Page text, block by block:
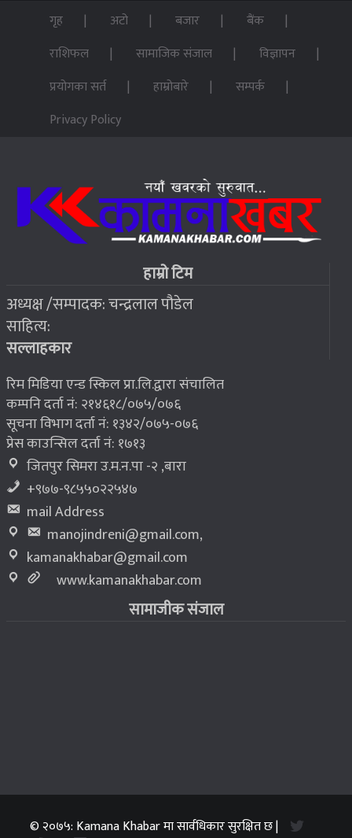
NCSC को अध्यक्ष पदको लागी सूर्य अधिकारीको उम्मेदवारी
पन्ध्र सय घर निर्माणका लागि सेनालाई ८५ करोड
६ जहाँ चट्याङबाट बच्न रक्सी छर्केर घरभित्र पस्छन् स्थानीय
२०७६ बैशाख १३, शुक्रबार
फोरम सुनसरीको अध्यक्षमा खत्वे विजयी
२०७६ बैशाख १३, शुक्रबार
८ भूकम्प पीडितलाई घर निर्माण गर्न लालपुर्जा
गृह अटो बजार
बैंक
राशिफल
सामाजिक संजाल
विज्ञापन
प्रयोगका सर्त
हाम्रोबारे
सम्पर्क
Privacy Policy
हाम्रो टिम
अध्यक्ष /सम्पादक: चन्द्रलाल पौडेल
साहित्य:
सल्लाहकार
रिम मिडिया एन्ड स्किल प्रा.लि.द्वारा संचालित
कम्पनि दर्ता नं: २१४६१८/०७५/०७६
सूचना विभाग दर्ता नं: १३४२/०७५-०७६
प्रेस काउन्सिल दर्ता नं: १७१३
जितपुर सिमरा उ.म.न.पा -२ ,बारा
+९७७-९८५५०२२५४७
mail Address
manojindreni@gmail.com,
kamanakhabar@gmail.com
www.kamanakhabar.com
सामाजीक संजाल
© २०७५: Kamana Khabar मा सार्वधिकार सुरक्षित छ |